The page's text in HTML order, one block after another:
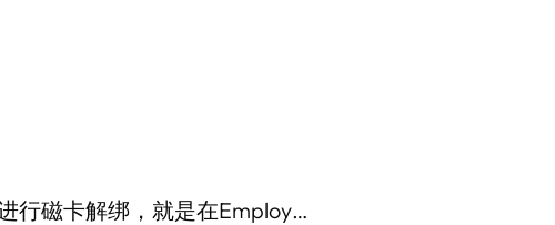
行磁卡解绑，就是在Employ…